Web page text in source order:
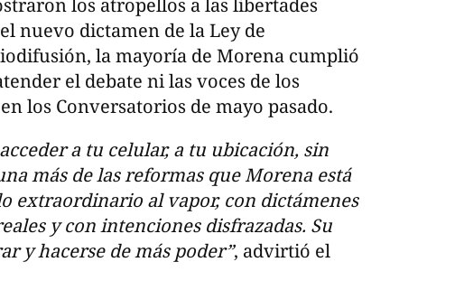
los atropellos a las libertades
nuevo dictamen de la Ley de
la mayoría de Morena cumplió
el debate ni las voces de los
los Conversatorios de mayo pasado.
a tu celular, a tu ubicación, sin
más de las reformas que Morena está
extraordinario al vapor, con dictámenes
y con intenciones disfrazadas. Su
y hacerse de más poder”, advirtió el